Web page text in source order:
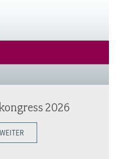
2026
WEITER